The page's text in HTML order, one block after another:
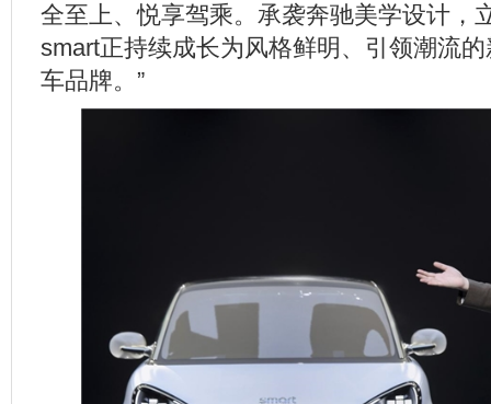
全至上、悦享驾乘。承袭奔驰美学设计，
smart正持续成长为风格鲜明、引领潮流
车品牌。”